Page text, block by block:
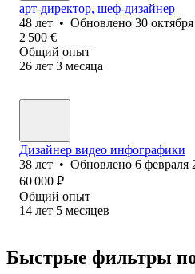
арт-директор, шеф-дизайнер
48 лет • Обновлено 30
2 500 €
Общий опыт
26 лет 3 месяца
Дизайнер видео инфографики
38 лет • Обновлено 6 февраля
60 000 ₽
Общий опыт
14 лет 5 месяцев
Быстрые фильтры